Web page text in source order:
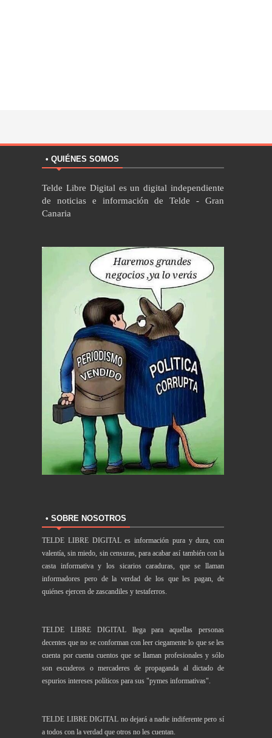
• QUIÉNES SOMOS
Telde Libre Digital es un digital independiente
de noticias e información de Telde - Gran
Canaria
• SOBRE NOSOTROS
TELDE LIBRE DIGITAL es información pura y dura, con
valentía, sin miedo, sin censuras, para acabar así también con la
casta informativa y los sicarios caraduras, que se llaman
informadores pero de la verdad de los que les pagan, de
quiénes ejercen de zascandiles y testaferros.
TELDE LIBRE DIGITAL llega para aquellas personas
decentes que no se conforman con leer ciegamente lo que se les
cuenta por cuenta cuentos que se llaman profesionales y sólo
son escuderos o mercaderes de propaganda al dictado de
espurios intereses políticos para sus "pymes informativas".
TELDE LIBRE DIGITAL no dejará a nadie indiferente pero sí
a todos con la verdad que otros no les cuentan.